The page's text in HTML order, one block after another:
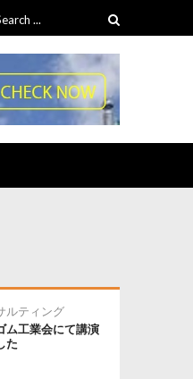
ルティング
ム工業会にて講演
た